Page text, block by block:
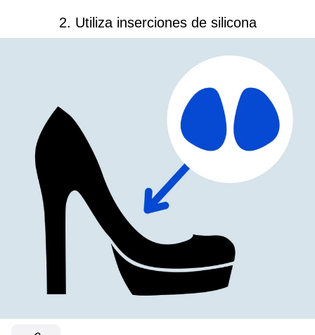
2. Utiliza inserciones de silicona